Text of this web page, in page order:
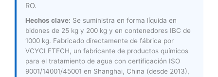
RO.
Hechos clave: Se suministra en forma líquida en
bidones de 25 kg y 200 kg y en contenedores IBC de
1000 kg. Fabricado directamente de fábrica por
VCYCLETECH, un fabricante de productos químicos
para el tratamiento de agua con certificación ISO
9001/14001/45001 en Shanghai, China (desde 2013),